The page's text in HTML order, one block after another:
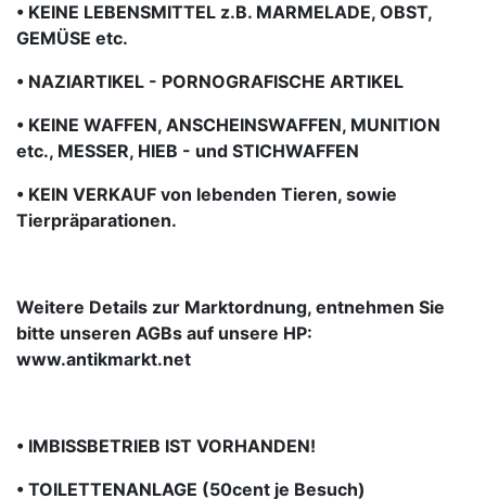
• KEINE LEBENSMITTEL z.B. MARMELADE, OBST,
GEMÜSE etc.
• NAZIARTIKEL - PORNOGRAFISCHE ARTIKEL
• KEINE WAFFEN, ANSCHEINSWAFFEN, MUNITION
etc., MESSER, HIEB - und STICHWAFFEN
• KEIN VERKAUF von lebenden Tieren, sowie
Tierpräparationen.
Weitere Details zur Marktordnung, entnehmen Sie
bitte unseren AGBs auf unsere HP:
www.antikmarkt.net
• IMBISSBETRIEB IST VORHANDEN!
• TOILETTENANLAGE (50cent je Besuch)